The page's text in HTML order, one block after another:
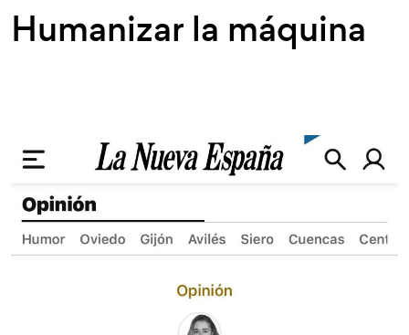
Humanizar la máquina